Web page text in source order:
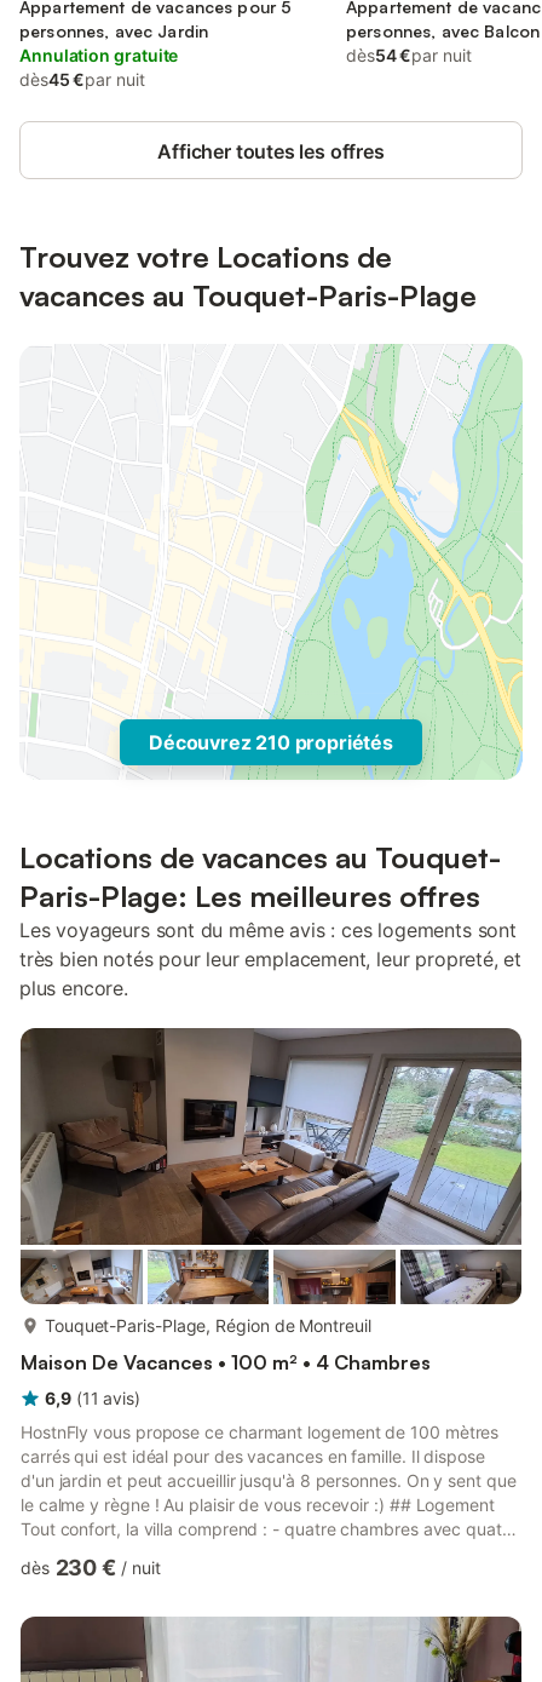
Montreuil
Appartement de vacances pour 5
personnes, avec Jardin
Annulation gratuite
dès45 €par nuit
Montreuil
Appartement de
personnes, avec
ainsi que Jardin et
dès54 €par nuit
Afficher toutes les offres
Trouvez votre Locations de
vacances au Touquet-Paris-Plage
Découvrez 210 propriétés
Locations de vacances au Touquet-
Paris-Plage: Les meilleures offres
Les voyageurs sont du même avis : ces logements sont
très bien notés pour leur emplacement, leur propreté, et
plus encore.
Touquet-Paris-Plage, Région de Montreuil
Maison De Vacances • 100 m² • 4 Chambres
6,9 (11 avis)
HostnFly vous propose ce charmant logement de 100 mètres
carrés qui est idéal pour des vacances en famille. Il dispose
d'un jardin et peut accueillir jusqu'à 8 personnes. On y sent que
le calme y règne ! Au plaisir de vous recevoir :) ## Logement
Tout confort, la villa comprend : - quatre chambres avec quatre
entièrement équipée ; - une salle à manger avec table et
balade. Vous apprécierez particulièrement sa praticité et sa
terrasse. Durant votre séjour, vous aure...
dès 230 € / nuit